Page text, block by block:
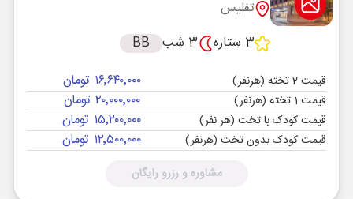
تفلیس
3 ستاره
3 شب BB
قیمت 2 تخته (هرنفر) ۱۶٬۶۴۰٬۰۰۰ تومان
قیمت 1 تخته (هرنفر) ۲۰٬۰۰۰٬۰۰۰ تومان
قیمت کودک با تخت (هر نفر) ۱۵٬۲۰۰٬۰۰۰ تومان
قیمت کودک بدون تخت (هرنفر) ۱۲٬۵۰۰٬۰۰۰ تومان
مشاوره و رزرو رایگان